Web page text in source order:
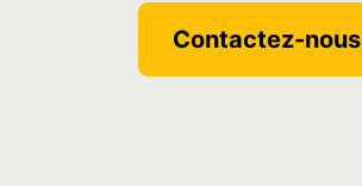
Contactez-nous